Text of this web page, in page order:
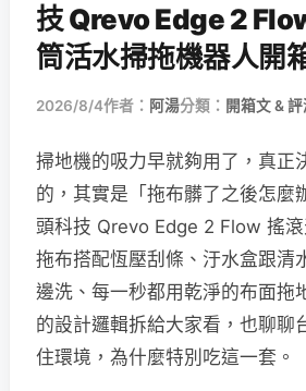
技 Qrevo Edge 2
筒活水掃拖機器人開
2026/8/4作者： 阿湯分類： 開箱文 & 評
掃地機的吸力早就夠用了，真正
的，其實是「拖布髒了之後怎麼
頭科技 Qrevo Edge 2 Flow 搖
拖布搭配恆壓刮條、汙水盒跟清
邊洗、每一秒都用乾淨的布面拖
的設計邏輯拆給大家看，也聊聊
住環境，為什麼特別吃這一套。